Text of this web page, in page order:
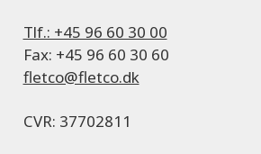
Tlf.: +45 96 60 30 00
Fax: +45 96 60 30 60
fletco@fletco.dk
CVR: 37702811